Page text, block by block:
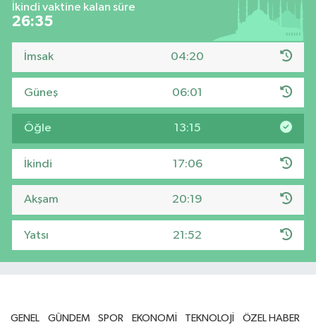
İkindi vaktine kalan süre
26:35
İmsak 04:20
Güneş 06:01
Öğle 13:15
İkindi 17:06
Akşam 20:19
Yatsı 21:52
GENEL GÜNDEM SPOR EKONOMİ TEKNOLOJİ
ÖZEL HABER